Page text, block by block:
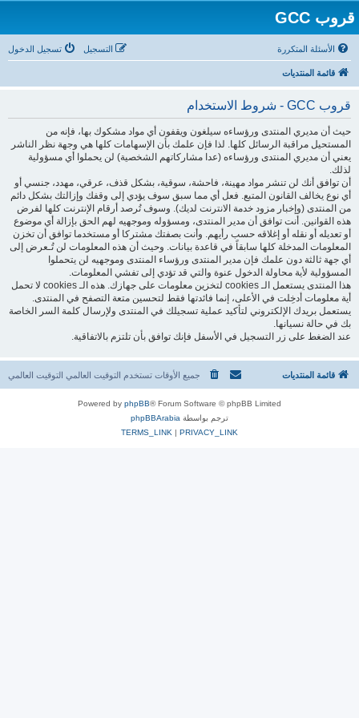
قروب GCC
الأسئلة المتكررة تسجيل الدخول التسجيل
قائمة المنتديات
قروب GCC - شروط الاستخدام
حيث أن مديري المنتدى ورؤساءه سيلغون ويقفون أي مواد مشكوك بها، فإنه من
المستحيل مراقبة الرسائل كلها. لذا فإن علمك بأن الإسهامات كلها هي وجهة نظر الناشر
يعني أن مديري المنتدى ورؤساءه (عدا مشاركاتهم الشخصية) لن يحملوا أي مسؤولية
لذلك.
أن توافق أنك لن تنشر مواد مهينة، فاحشة، سوقية، بشكل قذف، عرقي، مهدد، جنسي أو
أي نوع يخالف القانون المتبع. فعل أي مما سبق سوف يؤدي إلى وقفك وإزالتك بشكل دائم
من المنتدى (وإخبار مزود خدمة الانترنت لديك). وسوف تُرصد أرقام الإنترنت كلها لفرض
هذه القوانين. أنت توافق أن مدير المنتدى، ومسؤوله وموجهيه لهم الحق بإزالة أي موضوع
أو تعديله أو نقله أو إغلاقه حسب رأيهم. وأنت بصفتك مشتركا أو مستخدما توافق أن تخزن
المعلومات المدخلة كلها سابقاً في قاعدة بيانات. وحيث أن هذه المعلومات لن تُـعرض إلى
أي جهة ثالثة دون علمك فإن مدير المنتدى ورؤساء المنتدى وموجهيه لن يتحملوا
المسؤولية لأية محاولة الدخول عنوة والتي قد تؤدي إلى تفشي المعلومات.
هذا المنتدى يستعمل الـ cookies لتخزين معلومات على جهازك. هذه الـ cookies لا تحمل
أية معلومات أدخِلت في الأعلى، إنما فائدتها فقط لتحسين متعة التصفح في المنتدى.
يستعمل بريدك الإلكتروني لتأكيد عملية تسجيلك في المنتدى ولإرسال كلمة السر الخاصة
بك في حالة نسيانها.
عند الضغط على زر التسجيل في الأسفل فإنك توافق بأن تلتزم بالاتفاقية.
قائمة المنتديات جميع الأوقات تستخدم التوقيت العالمي التوقيت العالمي
Powered by phpBB® Forum Software © phpBB Limited
ترجم بواسطة phpBBArabia
PRIVACY_LINK
|
TERMS_LINK